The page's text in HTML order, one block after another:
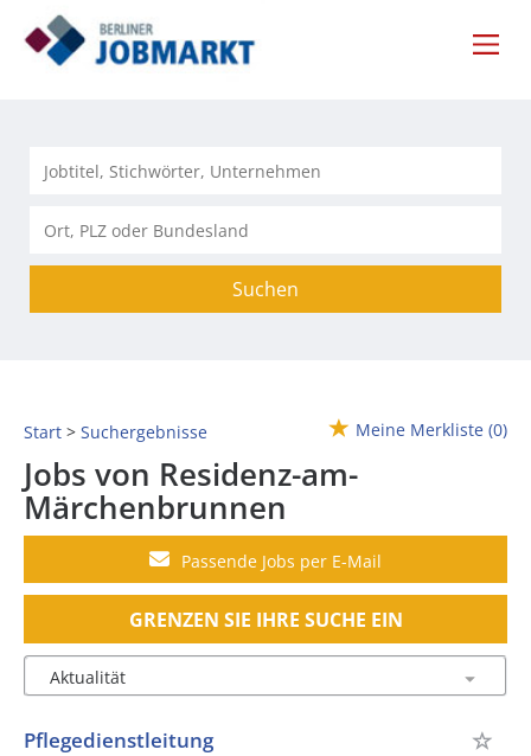
Suchen
Start Suchergebnisse Meine Merkliste (0)
Jobs von Residenz-am-
Märchenbrunnen
Passende Jobs per E-Mail
GRENZEN SIE IHRE SUCHE EIN
Pflegedienstleitung